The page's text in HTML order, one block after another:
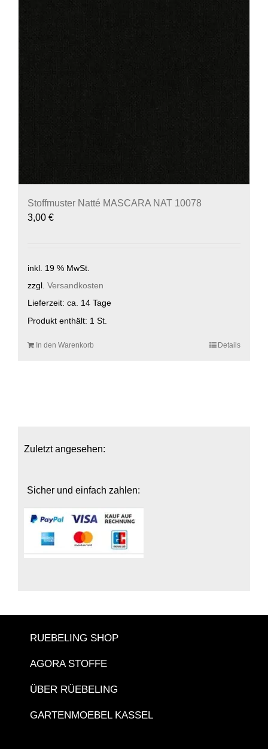
Stoffmuster Natté MASCARA NAT 10078
3,00 €
inkl. 19 % MwSt.
zzgl. Versandkosten
Lieferzeit: ca. 14 Tage
Produkt enthält: 1 St.
In den Warenkorb Details
Zuletzt angesehen:
Sicher und einfach zahlen:
RUEBELING SHOP
AGORA STOFFE
ÜBER RÜEBELING
GARTENMOEBEL KASSEL